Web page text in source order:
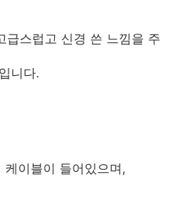
급스럽고 신경 쓴 느낌을 주
니다.
케이블이 들어있으며,